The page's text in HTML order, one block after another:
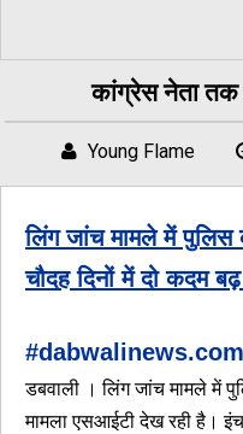
कांग्रेस नेता तक
Young Flame
लिंग जांच मामले में पुलिस
चौदह दिनों में दो कदम
#dabwalinews.com
डबवाली । लिंग जांच मामले में
मामला एसआईटी देख रही है।